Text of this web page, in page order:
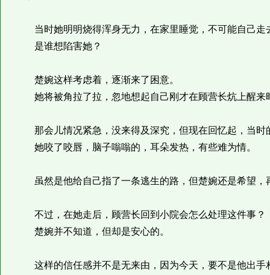
当时她明明烧得浑身无力，在家里睡觉，不可能自己走
是谁想陷害她？
楚婉这样考虑着，逐渐来了困意。
她将被角拉了拉，忽地想起自己刚才在顾营长炕上醒来
那会儿情况紧急，没来得及深究，但现在回忆起，当时
她咬了咬唇，脑子嗡嗡的，耳朵发热，有些难为情。
虽然是他给自己指了一条逃生的路，但楚婉还是希望，
不过，在她走后，顾营长回到小院会怎么处理这件事？
楚婉并不知道，但却是安心的。
这样的信任感并不是无来由，因为今天，要不是他出手